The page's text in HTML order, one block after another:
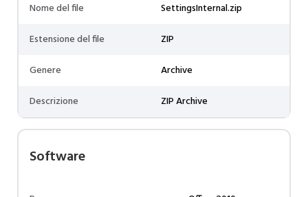
Nome del file
SettingsInternal.zip
Estensione del file
ZIP
Genere
Archive
Descrizione
ZIP Archive
Software